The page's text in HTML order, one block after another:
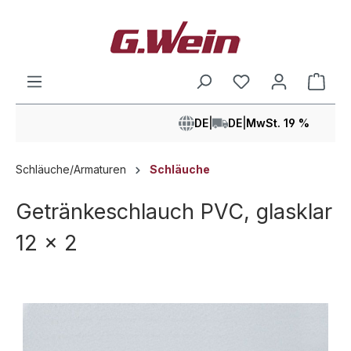
DE DE MwSt. 19 %
Schläuche/Armaturen Schläuche
Getränkeschlauch PVC, glasklar
12 x 2